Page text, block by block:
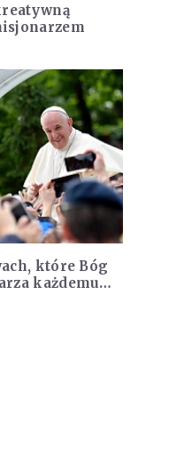
które Bóg
każdemu z